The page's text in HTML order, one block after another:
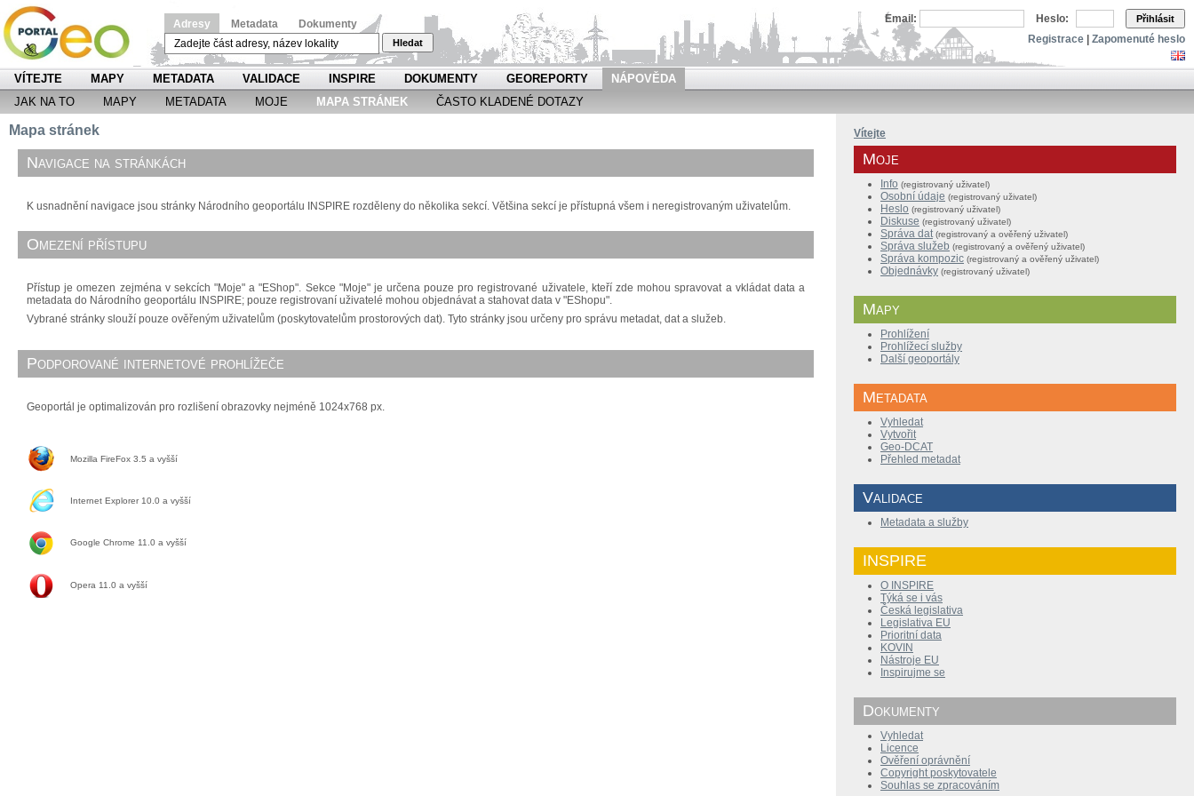
Adresy Metadata Dokumenty
Hledat
Email: Heslo: Přihlásit
Registrace Zapomenuté heslo
VÍTEJTE MAPY METADATA VALIDACE INSPIRE DOKUMENTY GEOREPORTY
NÁPOVĚDA
JAK NA TO
MAPY METADATA MOJE MAPA STRÁNEK ČASTO KLADENÉ DOTAZY
Mapa stránek
Navigace na stránkách
K usnadnění navigace jsou stránky Národního geoportálu INSPIRE rozděleny do několika sekcí. Většina sekcí je přístupná všem i neregistrovaným uživatelům.
Omezení přístupu
Přístup je omezen zejména v sekcích "Moje" a "EShop". Sekce "Moje" je určena pouze pro registrované uživatele, kteří zde mohou spravovat a vkládat data a
metadata do Národního geoportálu INSPIRE; pouze registrovaní uživatelé mohou objednávat a stahovat data v "EShopu".
Vybrané stránky slouží pouze ověřeným uživatelům (poskytovatelům prostorových dat). Tyto stránky jsou určeny pro správu metadat, dat a služeb.
Podporované internetové prohlížeče
Geoportál je optimalizován pro rozlišení obrazovky nejméně 1024x768 px.
Mozilla FireFox 3.5 a vyšší
Internet Explorer 10.0 a vyšší
Google Chrome 11.0 a vyšší
Opera 11.0 a vyšší
Vítejte
Moje
Info (registrovaný uživatel)
Osobní údaje (registrovaný uživatel)
Heslo (registrovaný uživatel)
Diskuse (registrovaný uživatel)
Správa dat (registrovaný a ověřený uživatel)
Správa služeb (registrovaný a ověřený uživatel)
Správa kompozic (registrovaný a ověřený uživatel)
Objednávky (registrovaný uživatel)
Mapy
Prohlížení
Prohlížecí služby
Další geoportály
Metadata
Vyhledat
Vytvořit
Geo-DCAT
Přehled metadat
Validace
Metadata a služby
INSPIRE
O INSPIRE
Týká se i vás
Česká legislativa
Legislativa EU
Prioritní data
KOVIN
Nástroje EU
Inspirujme se
Dokumenty
Vyhledat
Licence
Ověření oprávnění
Copyright poskytovatele
Souhlas se zpracováním